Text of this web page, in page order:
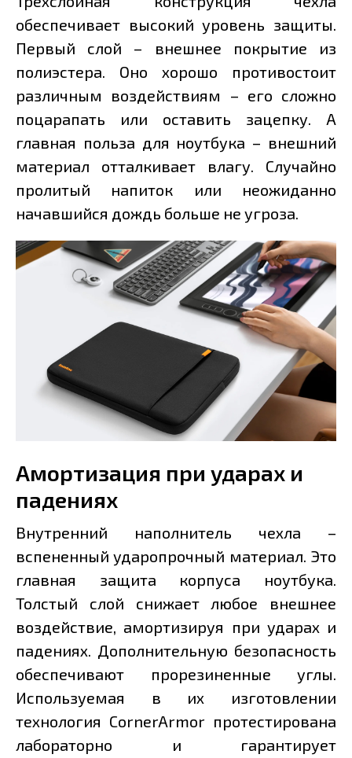
обеспечивает высокий уровень защиты.
Первый слой – внешнее покрытие из
полиэстера. Оно хорошо противостоит
различным воздействиям – его сложно
поцарапать или оставить зацепку. А
главная польза для ноутбука – внешний
материал отталкивает влагу. Случайно
пролитый напиток или неожиданно
начавшийся дождь больше не угроза.
Амортизация при ударах и
падениях
Внутренний наполнитель чехла –
вспененный ударопрочный материал. Это
главная защита корпуса ноутбука.
Толстый слой снижает любое внешнее
воздействие, амортизируя при ударах и
падениях. Дополнительную безопасность
обеспечивают прорезиненные углы.
Используемая в их изготовлении
технология CornerArmor протестирована
лабораторно и гарантирует